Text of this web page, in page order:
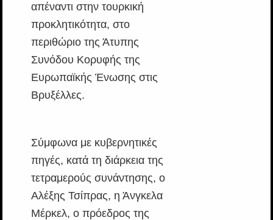
απέναντι στην τουρκική
προκλητικότητα, στο
περιθώριο της Άτυπης
Συνόδου Κορυφής της
Ευρωπαϊκής Ένωσης στις
Βρυξέλλες.
Σύμφωνα με κυβερνητικές
πηγές, κατά τη διάρκεια της
τετραμερούς συνάντησης, ο
Αλέξης Τσίπρας, η Άνγκελα
Μέρκελ, ο πρόεδρος της